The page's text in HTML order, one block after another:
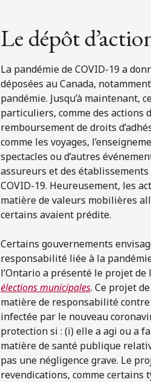
Le dépôt
La pandémie de COVID-19 a
déposées au Canada,
pandémie. Jusqu’à maintenant,
particuliers, comme des actions
remboursement de droits
comme les voyages,
spectacles ou d’autres
assureurs et des
COVID-19. Heureusement, les
matière de valeurs mobilières
certains avaient prédite.
Certains gouvernements
responsabilité liée à la
l’Ontario a présenté le projet de
élections municipales. Ce projet
matière de responsabilité
infectée par le nouveau
protection si : (i) elle a agi ou a
matière de santé publique
pas une négligence grave. Le
revendications, comme certains